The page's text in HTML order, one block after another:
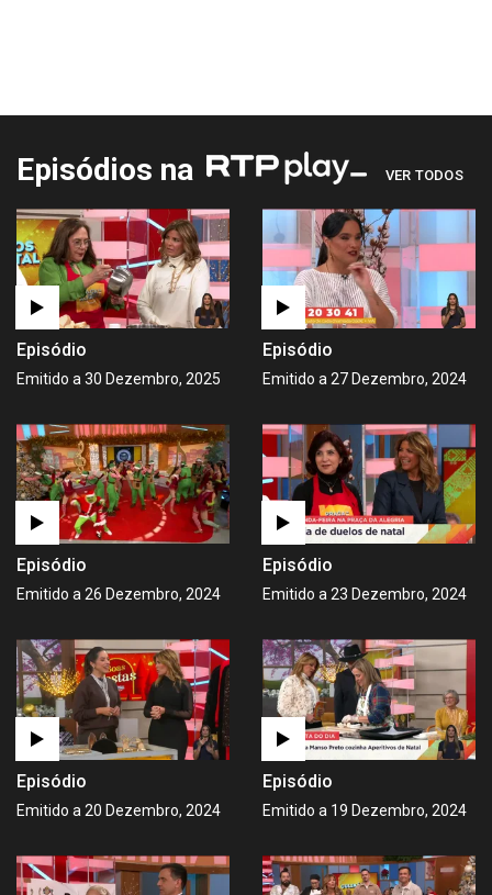
Episódios na VER TODOS
Episódio
Emitido a 30 Dezembro, 2025
Episódio
Emitido a 27 Dezembro, 2024
Episódio
Emitido a 26 Dezembro, 2024
Episódio
Emitido a 23 Dezembro, 2024
Episódio
Emitido a 20 Dezembro, 2024
Episódio
Emitido a 19 Dezembro, 2024